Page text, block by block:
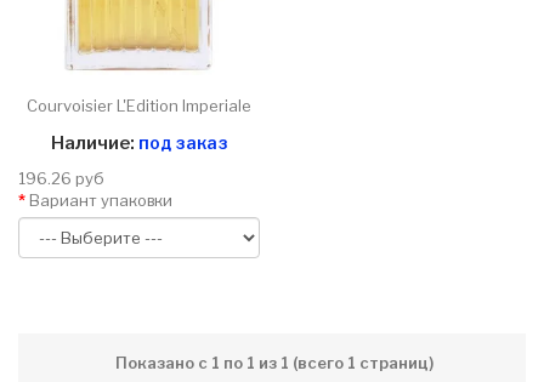
Courvoisier L'Edition Imperiale
Наличие: под заказ
196.26 руб
Вариант упаковки
Показано с 1 по 1 из 1 (всего 1 страниц)